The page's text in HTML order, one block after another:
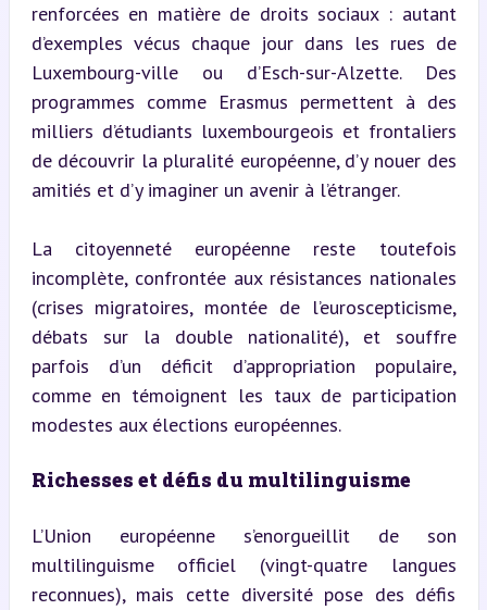
renforcées en matière de droits sociaux : autant
d’exemples vécus chaque jour dans les rues de
Luxembourg-ville ou d’Esch-sur-Alzette. Des
programmes comme Erasmus permettent à des
milliers d’étudiants luxembourgeois et frontaliers
de découvrir la pluralité européenne, d’y nouer des
amitiés et d’y imaginer un avenir à l’étranger.
La citoyenneté européenne reste toutefois
incomplète, confrontée aux résistances nationales
(crises migratoires, montée de l’euroscepticisme,
débats sur la double nationalité), et souffre
parfois d’un déficit d’appropriation populaire,
comme en témoignent les taux de participation
modestes aux élections européennes.
Richesses et défis du multilinguisme
L’Union européenne s’enorgueillit de son
multilinguisme officiel (vingt-quatre langues
reconnues), mais cette diversité pose des défis